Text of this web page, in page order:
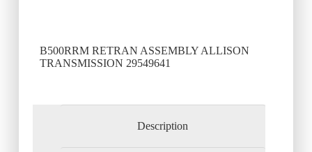
B500RRM RETRAN ASSEMBLY ALLISON
TRANSMISSION 29549641
Description